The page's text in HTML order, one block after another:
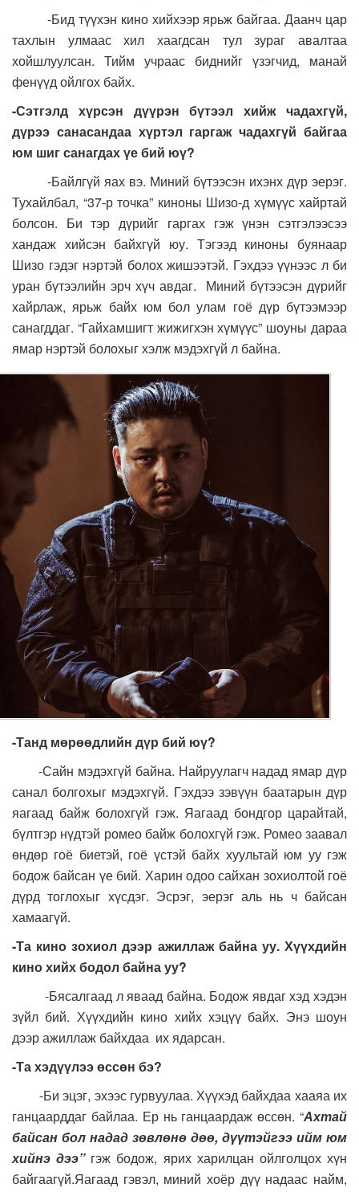
-Бид түүхэн кино хийхээр ярьж байгаа. Даанч цар
тахлын улмаас хил хаагдсан тул зураг авалтаа
хойшлуулсан. Тийм учраас биднийг үзэгчид, манай
фенүүд ойлгох байх.
-Сэтгэлд хүрсэн дүүрэн бүтээл хийж чадахгүй,
дүрээ санасандаа хүртэл гаргаж чадахгүй байгаа
юм шиг санагдах үе бий юү?
-Байлгүй яах вэ. Миний бүтээсэн ихэнх дүр эерэг.
Тухайлбал, “37-р точка” киноны Шизо-д хүмүүс хайртай
болсон. Би тэр дүрийг гаргах гэж үнэн сэтгэлээсээ
хандаж хийсэн байхгүй юу. Тэгээд киноны буянаар
Шизо гэдэг нэртэй болох жишээтэй. Гэхдээ үүнээс л би
уран бүтээлийн эрч хүч авдаг. Миний бүтээсэн дүрийг
хайрлаж, ярьж байх юм бол улам гоё дүр бүтээмээр
санагддаг. “Гайхамшигт жижигхэн хүмүүс” шоуны дараа
ямар нэртэй болохыг хэлж мэдэхгүй л байна.
-Танд мөрөөдлийн дүр бий юү?
-Сайн мэдэхгүй байна. Найруулагч надад ямар дүр
санал болгохыг мэдэхгүй. Гэхдээ зэвүүн баатарын дүр
яагаад байж болохгүй гэж. Яагаад бондгор царайтай,
бүлтгэр нүдтэй ромео байж болохгүй гэж. Ромео заавал
өндөр гоё биетэй, гоё үстэй байх хуультай юм уу гэж
бодож байсан үе бий. Харин одоо сайхан зохиолтой гоё
дүрд тоглохыг хүсдэг. Эсрэг, эерэг аль нь ч байсан
хамаагүй.
-Та кино зохиол дээр ажиллаж байна уу. Хүүхдийн
кино хийх бодол байна уу?
-Бясалгаад л яваад байна. Бодож явдаг хэд хэдэн
зүйл бий. Хүүхдийн кино хийх хэцүү байх. Энэ шоун
дээр ажиллаж байхдаа их ядарсан.
-Та хэдүүлээ өссөн бэ?
-Би эцэг, эхээс гурвуулаа. Хүүхэд байхдаа хааяа их
ганцаарддаг байлаа. Ер нь ганцаардаж өссөн. “Ахтай
байсан бол надад зөвлөнө дөө, дүүтэйгээ ийм юм
хийнэ дээ”гэж бодож, ярих харилцан ойлголцох хүн
байгаагүй.Яагаад гэвэл, миний хоёр дүү надаас найм,